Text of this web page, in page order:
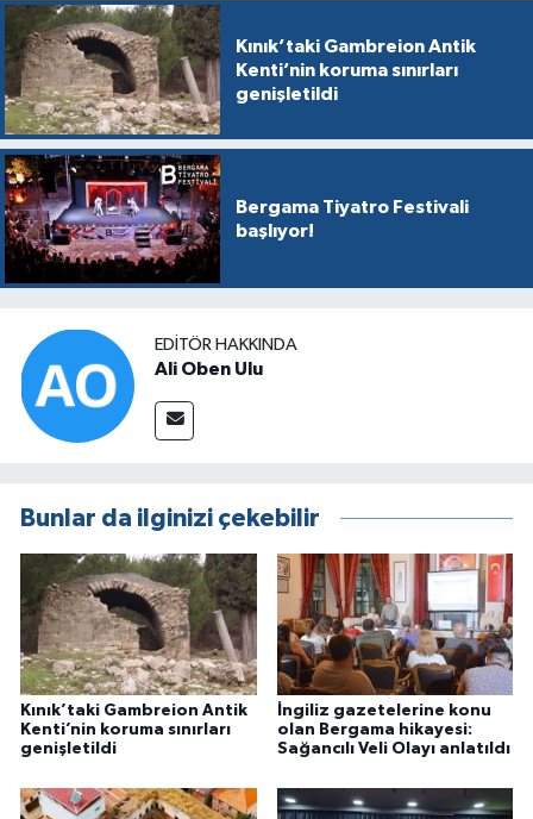
Kınık’taki Gambreion Antik
Kenti’nin koruma sınırları
genişletildi
Bergama Tiyatro Festivali
başlıyor!
EDITÖR HAKKINDA
Ali Oben Ulu
Bunlar da ilginizi çekebilir
Kınık’taki Gambreion Antik
Kenti’nin koruma sınırları
genişletildi
İngiliz gazetelerine konu
olan Bergama hikayesi:
Sağancılı Veli Olayı anlatıldı